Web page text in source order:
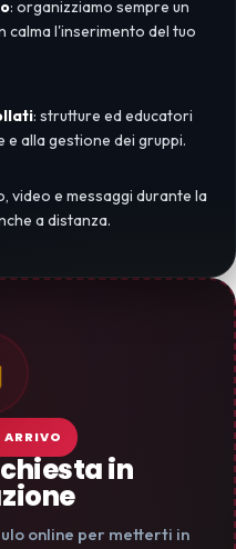
: organizziamo sempre un
l'inserimento del tuo
: strutture ed educatori
alla gestione dei gruppi.
video e messaggi durante la
a distanza.
in
online per metterti in